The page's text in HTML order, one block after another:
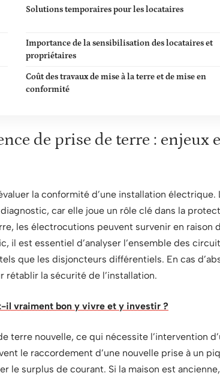
Solutions temporaires pour les locataires
Importance de la sensibilisation des locataires et
propriétaires
Coût des travaux de mise à la terre et de mise en
conformité
de prise de terre : enjeux
la conformité d’une installation électrique.
car elle joue un rôle clé dans la
les électrocutions peuvent survenir en raison
il est essentiel d’analyser l’ensemble des
que les disjoncteurs différentiels. En cas
la sécurité de l’installation.
il vraiment bon y vivre et y investir ?
terre nouvelle, ce qui nécessite l’intervention
le raccordement d’une nouvelle prise à un
le surplus de courant. Si la maison est